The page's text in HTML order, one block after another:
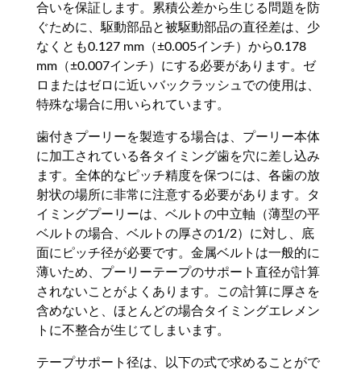
合いを保証します。累積公差から生じる問題を防
ぐために、駆動部品と被駆動部品の直径差は、少
なくとも0.127 mm（±0.005インチ）から0.178
mm（±0.007インチ）にする必要があります。ゼ
ロまたはゼロに近いバックラッシュでの使用は、
特殊な場合に用いられています。
歯付きプーリーを製造する場合は、プーリー本体
に加工されている各タイミング歯を穴に差し込み
ます。全体的なピッチ精度を保つには、各歯の放
射状の場所に非常に注意する必要があります。タ
イミングプーリーは、ベルトの中立軸（薄型の平
ベルトの場合、ベルトの厚さの1/2）に対し、底
面にピッチ径が必要です。金属ベルトは一般的に
薄いため、プーリーテープのサポート直径が計算
されないことがよくあります。この計算に厚さを
含めないと、ほとんどの場合タイミングエレメン
トに不整合が生じてしまいます。
テープサポート径は、以下の式で求めることがで